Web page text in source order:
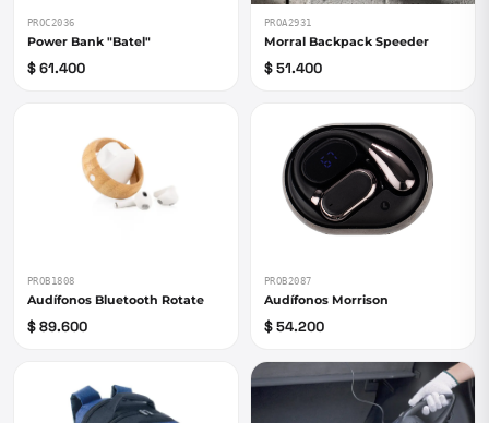
PROC2036
Power Bank "Batel"
$ 61.400
PROA2931
Morral Backpack Speeder
$ 51.400
PROB1808
Audífonos Bluetooth Rotate
$ 89.600
PROB2087
Audífonos Morrison
$ 54.200